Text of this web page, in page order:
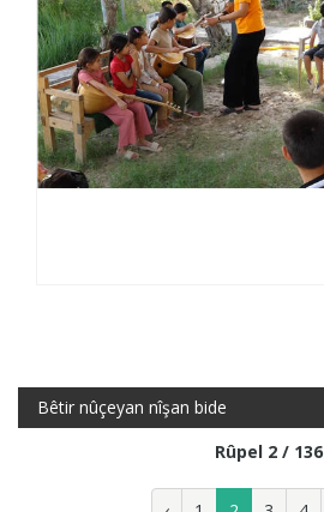
Bêtir nûçeyan nîşan bide
Rûpel 2 / 136